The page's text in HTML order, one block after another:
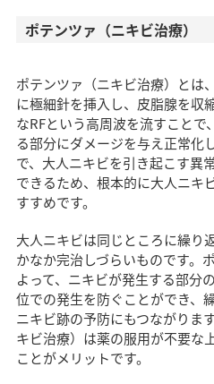
ポテンツァ（ニキビ治療）
ポテンツァ（ニキビ治療）とは
に極細針を挿入し、皮脂腺を収
なRFという高周波を流すこと
る部分にダメージを与え正常化
で、大人ニキビを引き起こす異
できるため、根本的に大人ニキ
すすめです。
大人ニキビは同じところに繰り
かなか完治しづらいものです。
よって、ニキビが発生する部分
位での発生を防ぐことができ、
ニキビ跡の予防にもつながりま
キビ治療）は薬の服用が不要な
ことがメリットです。